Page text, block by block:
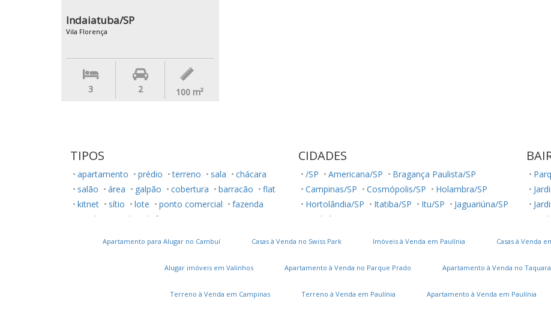
Indaiatuba/SP
Vila Florença
3 2 100 m²
TIPOS
apartamento prédio terreno sala
chácara
salão
área galpão cobertura barracão
flat
kitnet
sítio lote ponto comercial
fazenda
rancho
studio loft
CIDADES
/SP Americana/SP
Bragança Paulista/SP
Campinas/SP
Cosmópolis/SP
Holambra/SP
Hortolândia/SP
Itatiba/SP Itu/SP
Jaguariúna/SP
Jundiaí/SP
Serra Negra/SP
Sorocaba/SP
Sumaré/SP
Votuporanga/SP
Apartamento para Alugar no Cambuí Casas à Venda no Swiss Park Imóveis à Venda em Paulínia Casas à Venda
Alugar imóveis em Valinhos Apartamento à Venda no Parque Prado Apartamento à Venda no
Terreno à Venda em Campinas Terreno à Venda em Paulínia Apartamento à Venda em Paulínia